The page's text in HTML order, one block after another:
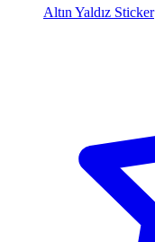
Altın Yaldız Sticker